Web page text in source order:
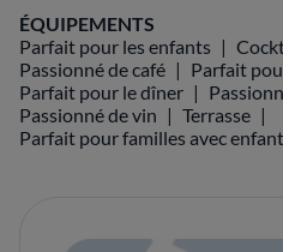
ÉQUIPEMENTS
Parfait pour les enfants
Passionné de café
Parfait
Parfait pour le dîner
Passionné de vin
Terrasse
Parfait pour familles avec